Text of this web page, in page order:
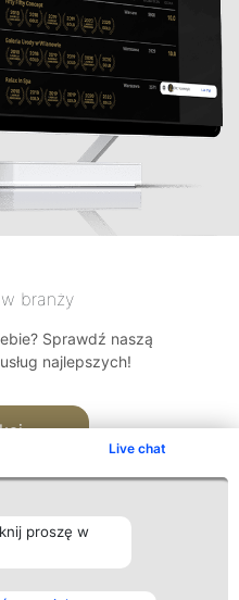
Live chat
proszę w
branży
Sprawdź naszą
najlepszych!
Kontakt